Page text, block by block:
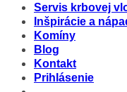
Servis krbovej
Inšpirácie a
Komíny
Blog
Kontakt
Prihlásenie